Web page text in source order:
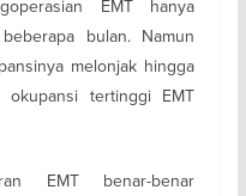
EMT hanya
bulan. Namun
melonjak hingga
tertinggi EMT
EMT benar-benar